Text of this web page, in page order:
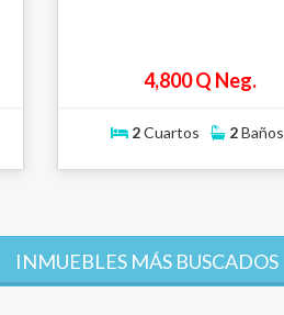
4,800 Q Neg.
2Cuartos 2Baños
INMUEBLES MÁS BUSCADOS